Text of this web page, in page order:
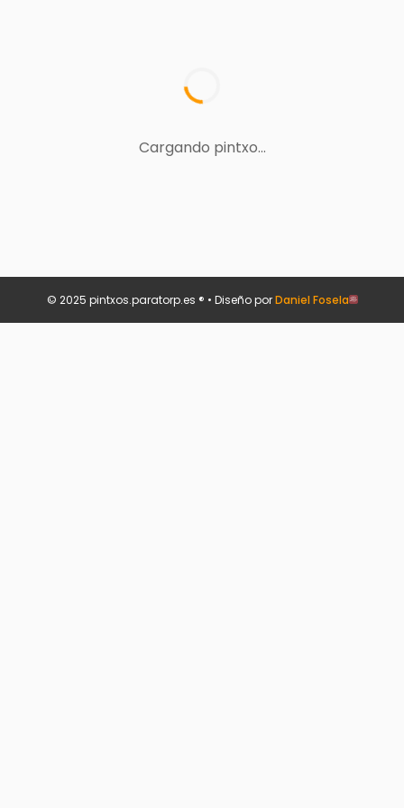
Cargando pintxo...
© 2025 pintxos.paratorp.es ® • Diseño porDaniel Fosela